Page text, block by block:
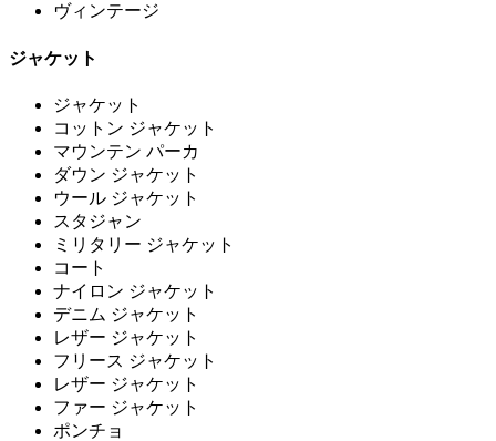
ヴィンテージ
ジャケット
ジャケット
コットン ジャケット
マウンテン パーカ
ダウン ジャケット
ウール ジャケット
スタジャン
ミリタリー ジャケット
コート
ナイロン ジャケット
デニム ジャケット
レザー ジャケット
フリース ジャケット
レザー ジャケット
ファー ジャケット
ポンチョ